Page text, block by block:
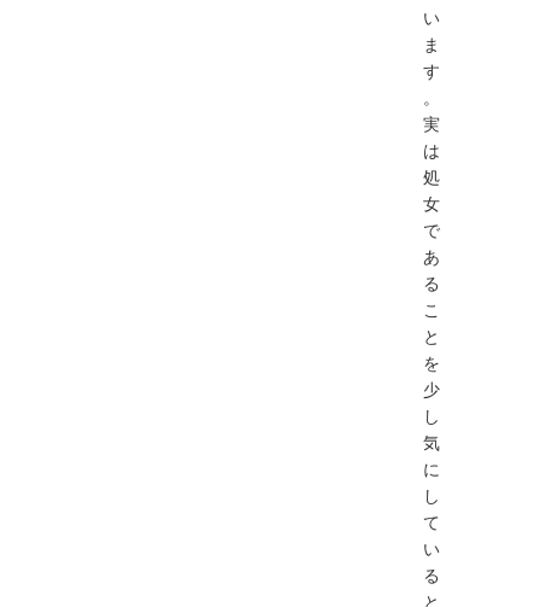
い
ま
す
。
実
は
処
女
で
あ
る
こ
と
を
少
し
気
に
し
て
い
る
と